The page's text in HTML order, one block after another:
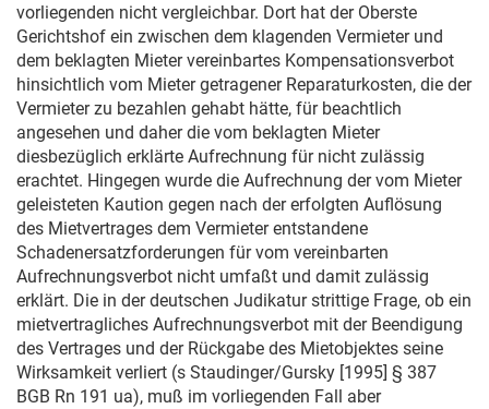
vorliegenden nicht vergleichbar. Dort hat der Oberste
Gerichtshof ein zwischen dem klagenden Vermieter und
dem beklagten Mieter vereinbartes Kompensationsverbot
hinsichtlich vom Mieter getragener Reparaturkosten, die der
Vermieter zu bezahlen gehabt hätte, für beachtlich
angesehen und daher die vom beklagten Mieter
diesbezüglich erklärte Aufrechnung für nicht zulässig
erachtet. Hingegen wurde die Aufrechnung der vom Mieter
geleisteten Kaution gegen nach der erfolgten Auflösung
des Mietvertrages dem Vermieter entstandene
Schadenersatzforderungen für vom vereinbarten
Aufrechnungsverbot nicht umfaßt und damit zulässig
erklärt. Die in der deutschen Judikatur strittige Frage, ob ein
mietvertragliches Aufrechnungsverbot mit der Beendigung
des Vertrages und der Rückgabe des Mietobjektes seine
Wirksamkeit verliert (s Staudinger/Gursky [1995] § 387
BGB Rn 191 ua), muß im vorliegenden Fall aber